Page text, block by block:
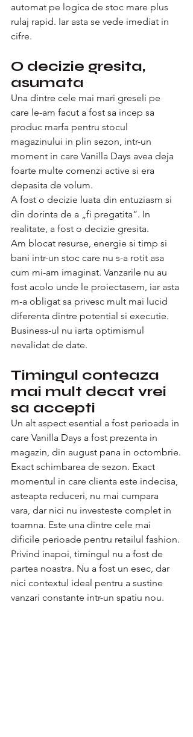
automat pe logica de stoc mare plus
rulaj rapid. Iar asta se vede imediat in
cifre.
O decizie gresita,
asumata
Una dintre cele mai mari greseli pe
care le-am facut a fost sa incep sa
produc marfa pentru stocul
magazinului in plin sezon, intr-un
moment in care Vanilla Days avea deja
foarte multe comenzi active si era
depasita de volum.
A fost o decizie luata din entuziasm si
din dorinta de a „fi pregatita”. In
realitate, a fost o decizie gresita.
Am blocat resurse, energie si timp si
bani intr-un stoc care nu s-a rotit asa
cum mi-am imaginat. Vanzarile nu au
fost acolo unde le proiectasem, iar asta
m-a obligat sa privesc mult mai lucid
diferenta dintre potential si executie.
Business-ul nu iarta optimismul
nevalidat de date.
Timingul conteaza
mai mult decat vrei
sa accepti
Un alt aspect esential a fost perioada in
care Vanilla Days a fost prezenta in
magazin, din august pana in octombrie.
Exact schimbarea de sezon. Exact
momentul in care clienta este indecisa,
asteapta reduceri, nu mai cumpara
vara, dar nici nu investeste complet in
toamna. Este una dintre cele mai
dificile perioade pentru retailul fashion.
Privind inapoi, timingul nu a fost de
partea noastra. Nu a fost un esec, dar
nici contextul ideal pentru a sustine
vanzari constante intr-un spatiu nou.